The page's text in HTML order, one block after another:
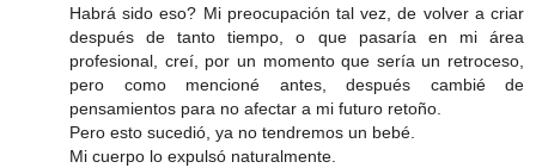
Habrá sido eso? Mi preocupación tal vez, de volver a criar
después de tanto tiempo, o que pasaría en mi área
profesional, creí, por un momento que sería un retroceso,
pero como mencioné antes, después cambié de
pensamientos para no afectar a mi futuro retoño.
Pero esto sucedió, ya no tendremos un bebé.
Mi cuerpo lo expulsó naturalmente.